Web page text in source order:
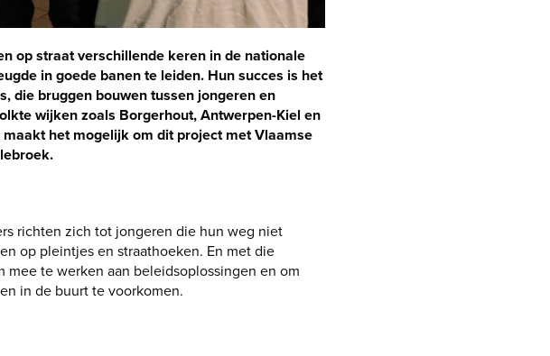
op straat verschillende keren in de nationale
in goede banen te leiden. Hun succes is het
die bruggen bouwen tussen jongeren en
wijken zoals Borgerhout, Antwerpen-Kiel en
het mogelijk om dit project met Vlaamse
richten zich tot jongeren die hun weg niet
op pleintjes en straathoeken. En met die
te werken aan beleidsoplossingen en om
in de buurt te voorkomen.